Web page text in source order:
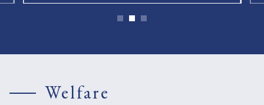
Welfare